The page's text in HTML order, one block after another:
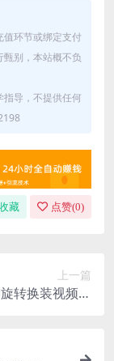
值环节或绑定支付
别，本站概不负
导，不提供任何
藏 点赞(0)
上一篇
转换装视频，